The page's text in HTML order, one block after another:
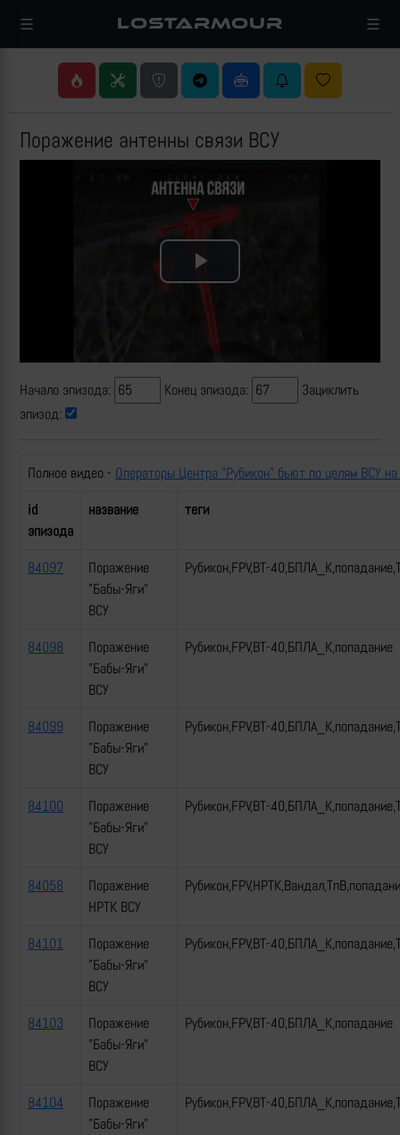
LOSTARMOUR
Поражение антенны связи ВСУ
Play
Начало эпизода: Конец эпизода:
Зациклить
эпизод:
Полное видео - Операторы Центра "Рубикон" бьют по целям ВСУ
id
эпизода
название теги
84097
Поражение
"Бабы-Яги"
ВСУ
Рубикон,FPV,ВТ-
84098
Поражение
"Бабы-Яги"
ВСУ
Рубикон,FPV,ВТ-40,БПЛА_К,попадание
84099
Поражение
"Бабы-Яги"
ВСУ
Рубикон,FPV,ВТ-
84100
Поражение
"Бабы-Яги"
ВСУ
Рубикон,FPV,ВТ-
84058
Поражение
НРТК ВСУ
84101
Поражение
"Бабы-Яги"
ВСУ
Рубикон,FPV,ВТ-
84103
Поражение
"Бабы-Яги"
ВСУ
Рубикон,FPV,ВТ-40,БПЛА_К,попадание
84104
Поражение
"Бабы-Яги"
Рубикон,FPV,ВТ-